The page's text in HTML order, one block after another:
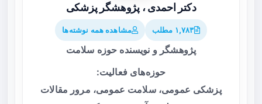
دکتر احمدی ، پژوهشگر پزشکی
۱,۷۸۳ مطلب مشاهده همه نوشته‌ها
پژوهشگر و نویسنده حوزه سلامت
حوزه‌های فعالیت:
پزشکی عمومی، سلامت عمومی، مرور مقالات